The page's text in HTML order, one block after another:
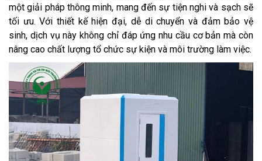
một giải pháp thông minh, mang đến sự tiện nghi và sạch sẽ
tối ưu. Với thiết kế hiện đại, dễ di chuyển và đảm bảo vệ
sinh, dịch vụ này không chỉ đáp ứng nhu cầu cơ bản mà còn
nâng cao chất lượng tổ chức sự kiện và môi trường làm việc.